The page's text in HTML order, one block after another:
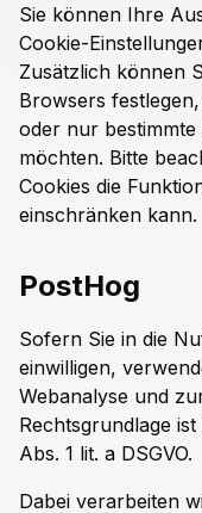
Sie können Ihre
Cookie-
Zusätzlich können
Browsers
oder nur
möchten. Bitte
Cookies die
einschränken kann.
PostHog
Sofern Sie in die
einwilligen,
Webanalyse und
Rechtsgrundlage
Abs. 1 lit. a DSGVO.
Dabei verarbeiten